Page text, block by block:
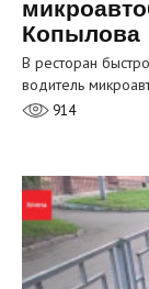
Копылова
В ресторан
водитель
914